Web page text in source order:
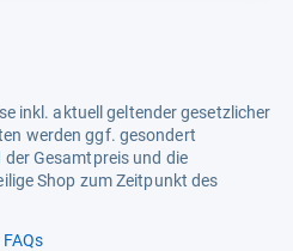
inkl. aktuell geltender gesetzlicher
werden ggf. gesondert
Gesamtpreis und die
Shop zum Zeitpunkt des